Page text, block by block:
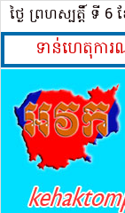
ថ្ងៃ ព្រហស្បត្ដិ៍ ទី 6​
ទាន់ហេតុកា